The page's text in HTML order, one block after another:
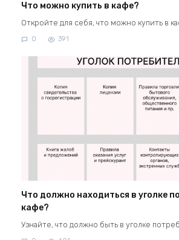
Что можно купить в кафе?
Откройте для себя, что можно купить в
0 391
Что должно находиться в уголке
кафе?
Узнайте, что должно быть в уголке